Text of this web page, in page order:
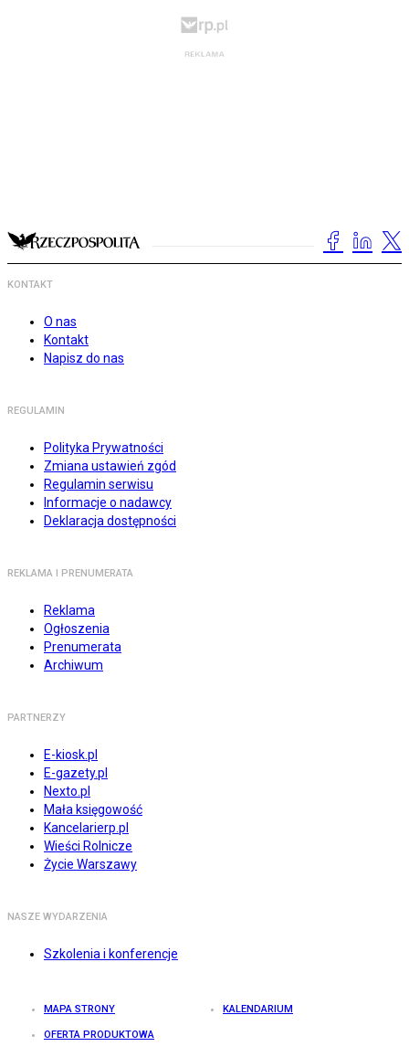
KONTAKT
O nas
Kontakt
Napisz do nas
REGULAMIN
Polityka Prywatności
Zmiana ustawień zgód
Regulamin serwisu
Informacje o nadawcy
Deklaracja dostępności
REKLAMA I PRENUMERATA
Reklama
Ogłoszenia
Prenumerata
Archiwum
PARTNERZY
E-kiosk.pl
E-gazety.pl
Nexto.pl
Mała księgowość
Kancelarierp.pl
Wieści Rolnicze
Życie Warszawy
NASZE WYDARZENIA
Szkolenia i konferencje
MAPA STRONY KALENDARIUM
OFERTA PRODUKTOWA